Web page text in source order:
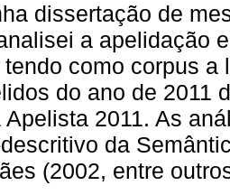
dissertação de
a apelidação
como corpus a
do ano de 2011
Apelista 2011. As
da
(2002, entre